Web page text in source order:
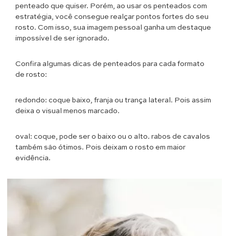
penteado que quiser. Porém, ao usar os penteados com
estratégia, você consegue realçar pontos fortes do seu
rosto. Com isso, sua imagem pessoal ganha um destaque
impossível de ser ignorado.
Confira algumas dicas de penteados para cada formato
de rosto:
redondo: coque baixo, franja ou trança lateral. Pois assim
deixa o visual menos marcado.
oval: coque, pode ser o baixo ou o alto. rabos de cavalos
também são ótimos. Pois deixam o rosto em maior
evidência.